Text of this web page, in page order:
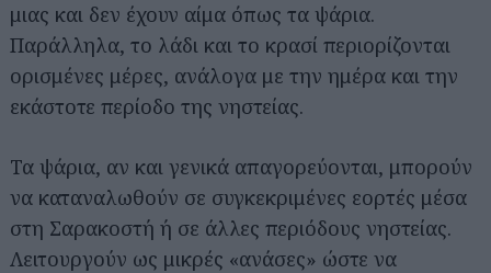
μιας και δεν έχουν αίμα όπως τα ψάρια.
Παράλληλα, το λάδι και το κρασί περιορίζονται
ορισμένες μέρες, ανάλογα με την ημέρα και την
εκάστοτε περίοδο της νηστείας.
Τα ψάρια, αν και γενικά απαγορεύονται, μπορούν
να καταναλωθούν σε συγκεκριμένες εορτές μέσα
στη Σαρακοστή ή σε άλλες περιόδους νηστείας.
Λειτουργούν ως μικρές «ανάσες» ώστε να